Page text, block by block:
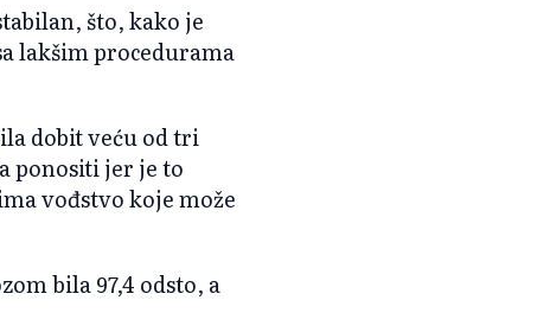
što, kako je
lakšim procedurama
dobit veću od tri
ponositi jer je to
vođstvo koje može
bila 97,4 odsto, a